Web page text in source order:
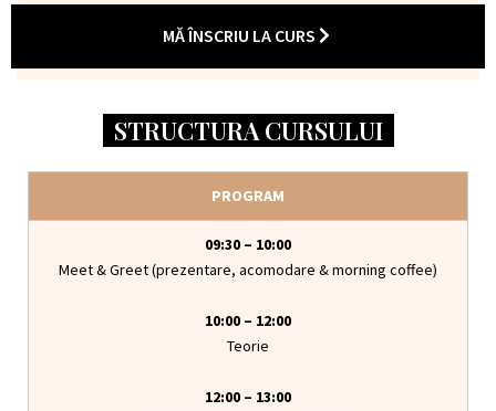
MĂ ÎNSCRIU LA CURS
STRUCTURA CURSULUI
PROGRAM
09:30 – 10:00
Meet & Greet (prezentare, acomodare & morning coffee)
10:00 – 12:00
Teorie
12:00 – 13:00